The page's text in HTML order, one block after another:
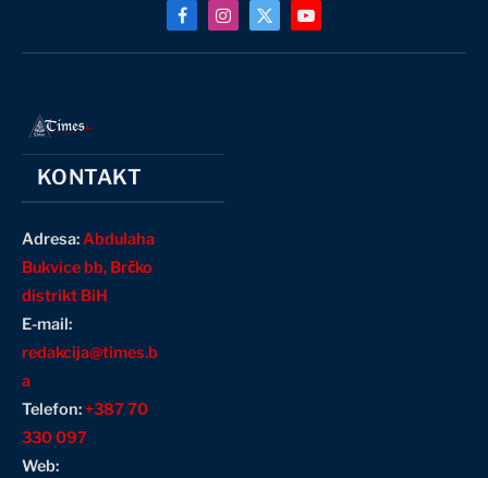
FacebookInstagram
X
(Twitter)
YouTube
KONTAKT
Adresa:Abdulaha
Bukvice bb, Brčko
distrikt BiH
E-mail:
redakcija@times.b
a
Telefon:+387 70
330 097
Web: